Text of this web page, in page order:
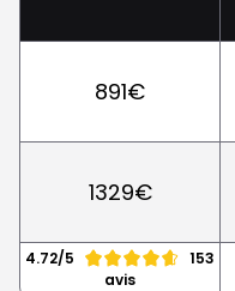
891€
1329€
4.72/5
153
avis